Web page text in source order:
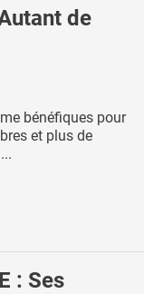
de
bénéfiques pour
et plus de
: Ses